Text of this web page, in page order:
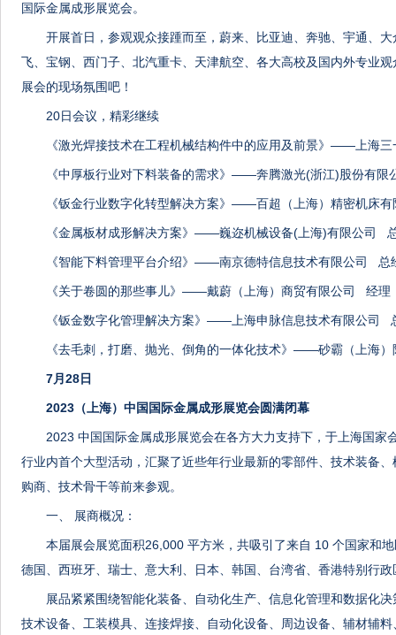
国际金属成形展览会。
开展首日，参观观众接踵而至，蔚来、比亚迪、奔驰、宇通、
飞、宝钢、西门子、北汽重卡、天津航空、各大高校及国内外专业
展会的现场氛围吧！
20日会议，精彩继续
《激光焊接技术在工程机械结构件中的应用及前景》——上海
《中厚板行业对下料装备的需求》——奔腾激光(浙江)股份有
《钣金行业数字化转型解决方案》——百超（上海）精密机床
《金属板材成形解决方案》——巍迩机械设备(上海)有限公司
《智能下料管理平台介绍》——南京德特信息技术有限公司
《关于卷圆的那些事儿》——戴蔚（上海）商贸有限公司 经
《钣金数字化管理解决方案》——上海申脉信息技术有限公司
《去毛刺，打磨、抛光、倒角的一体化技术》——砂霸（上海
7月28日
2023（上海）中国国际金属成形展览会圆满闭幕
2023 中国国际金属成形展览会在各方大力支持下，于上海国家
行业内首个大型活动，汇聚了近些年行业最新的零部件、技术装备
购商、技术骨干等前来参观。
一、 展商概况：
本届展会展览面积26,000 平方米，共吸引了来自 10 个国家和
德国、西班牙、瑞士、意大利、日本、韩国、台湾省、香港特别行
展品紧紧围绕智能化装备、自动化生产、信息化管理和数据化
技术设备、工装模具、连接焊接、自动化设备、周边设备、辅材辅